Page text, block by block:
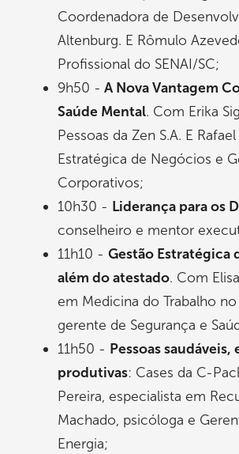
Coordenadora de
Altenburg. E Rômulo
Profissional do SENAI/SC;
9h50 - A Nova Vantagem
Saúde Mental. Com Erika
Pessoas da Zen S.A. E
Estratégica de Negócios e
Corporativos;
10h30 - Liderança para os
conselheiro e mentor
11h10 - Gestão Estratégica
além do atestado. Com
em Medicina do Trabalho no
gerente de Segurança e
11h50 - Pessoas
produtivas: Cases da C-
Pereira, especialista em
Machado, psicóloga e
Energia;